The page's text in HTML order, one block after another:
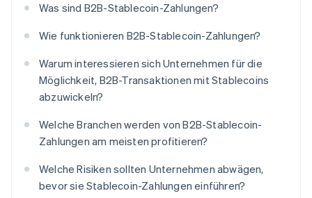
Was sind B2B-Stablecoin-Zahlungen?
Wie funktionieren B2B-Stablecoin-Zahlungen?
Warum interessieren sich Unternehmen für die
Möglichkeit, B2B-Transaktionen mit Stablecoins
abzuwickeln?
Welche Branchen werden von B2B-Stablecoin-
Zahlungen am meisten profitieren?
Welche Risiken sollten Unternehmen abwägen,
bevor sie Stablecoin-Zahlungen einführen?